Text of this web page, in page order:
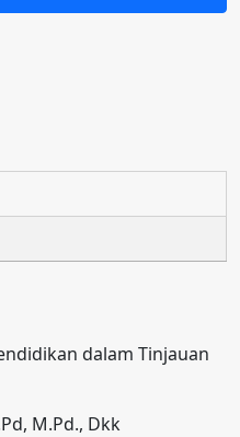
dalam Tinjauan
M.Pd., Dkk